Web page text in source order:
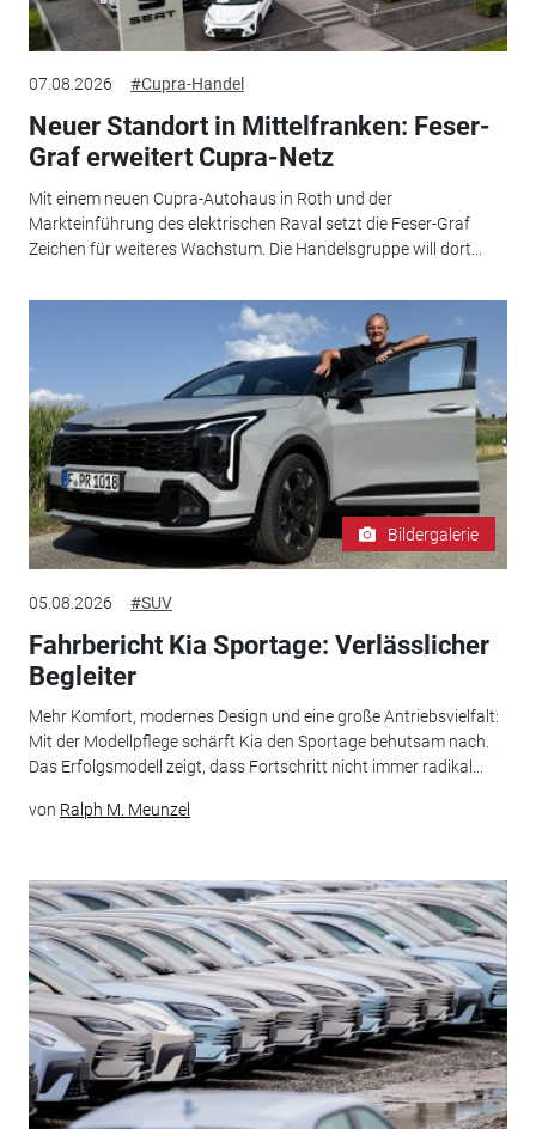
07.08.2026 #Cupra-Handel
Neuer Standort in Mittelfranken: Feser-
Graf erweitert Cupra-Netz
Mit einem neuen Cupra-Autohaus in Roth und der
Markteinführung des elektrischen Raval setzt die Feser-Graf
Zeichen für weiteres Wachstum. Die Handelsgruppe will dort...
Bildergalerie
05.08.2026 #SUV
Fahrbericht Kia Sportage: Verlässlicher
Begleiter
Mehr Komfort, modernes Design und eine große Antriebsvielfalt:
Mit der Modellpflege schärft Kia den Sportage behutsam nach.
Das Erfolgsmodell zeigt, dass Fortschritt nicht immer radikal...
von Ralph M. Meunzel